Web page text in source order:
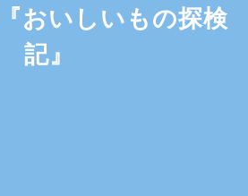
おいしいもの探検
記』